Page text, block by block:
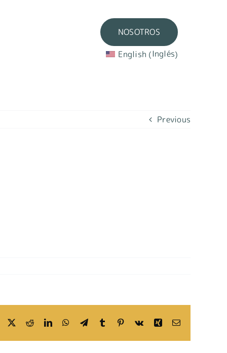
NOSOTROS
English (Inglés)
NOSOTROS
English (Inglés)
Previous
Facebook
X RedditLinkedInWhatsApp
TelegramTumblr Pinterest
Vk Xing Email